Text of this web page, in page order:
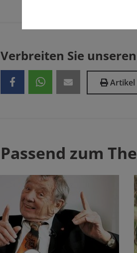
Verbreiten Sie
Artikel
Passend zum